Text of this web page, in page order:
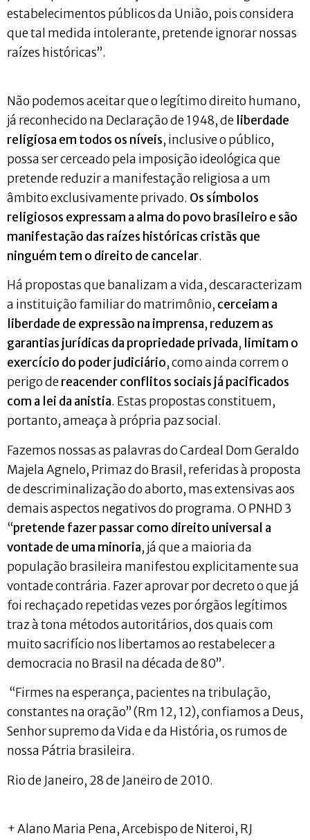
estabelecimentos públicos da União, pois considera
que tal medida intolerante, pretende ignorar nossas
raízes históricas”.
Não podemos aceitar que o legítimo direito humano,
já reconhecido na Declaração de 1948, de liberdade
religiosa em todos os níveis, inclusive o público,
possa ser cerceado pela imposição ideológica que
pretende reduzir a manifestação religiosa a um
âmbito exclusivamente privado. Os símbolos
religiosos expressam a alma do povo brasileiro e são
manifestação das raízes históricas cristãs que
ninguém tem o direito de cancelar.
Há propostas que banalizam a vida, descaracterizam
a instituição familiar do matrimônio, cerceiam a
liberdade de expressão na imprensa, reduzem as
garantias jurídicas da propriedade privada, limitam o
exercício do poder judiciário, como ainda correm o
perigo dereacender conflitos sociais já pacificados
com a lei da anistia. Estas propostas constituem,
portanto, ameaça à própria paz social.
Fazemos nossas as palavras do Cardeal Dom Geraldo
Majela Agnelo, Primaz do Brasil, referidas à proposta
de descriminalização do aborto, mas extensivas aos
demais aspectos negativos do programa. O PNHD 3
“pretende fazer passar como direito universal a
vontade de uma minoria, já que a maioria da
população brasileira manifestou explicitamente sua
vontade contrária. Fazer aprovar por decreto o que já
foi rechaçado repetidas vezes por órgãos legítimos
traz à tona métodos autoritários, dos quais com
muito sacrifício nos libertamos ao restabelecer a
democracia no Brasil na década de 80”.
“Firmes na esperança, pacientes na tribulação,
constantes na oração” (Rm 12, 12), confiamos a Deus,
Senhor supremo da Vida e da História, os rumos de
nossa Pátria brasileira.
Rio de Janeiro, 28 de Janeiro de 2010.
+ Alano Maria Pena, Arcebispo de Niteroi, RJ